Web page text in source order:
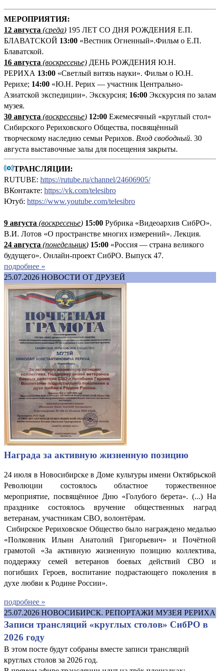
МЕРОПРИЯТИЯ:
12 августа (среда) 195 ЛЕТ СО ДНЯ РОЖДЕНИЯ Е.П.
БЛАВАТСКОЙ 13:00 «Вестник Огненный».Фильм о Е.П.
Блаватской.
16 августа (воскресенье) ДЕНЬ РОЖДЕНИЯ Ю.Н.
РЕРИХА 13:00 «Светлый витязь науки». Фильм о Ю.Н.
Рерихе; 14:00 «Ю.Н. Рерих — участник Центрально-
Азиатской экспедиции». Экскурсия; 16:00 Экскурсия по залам
музея.
30 августа (воскресенье) 12:00 Ежемесячный «круглый стол»
Сибирского Рериховского Общества, посвящённый
творческому наследию семьи Рерихов. Вход свободный. 30
августа выставочные залы для посещения закрыты.
ТРАНСЛЯЦИИ:
RUTUBE: https://rutube.ru/channel/24606905/
ВКонтакте: https://vk.com/telesibro
Ютуб: https://www.youtube.com/telesibro
9 августа (воскресенье) 15:00 Рубрика «Видеоархив СибРО».
В.И. Лотов «О пространстве многих измерений». Лекция.
24 августа (понедельник) 15:00 «Россия — страна великого
будущего». Онлайн-проект СибРО. Выпуск 47.
подробнее »
25.07.2026 НОВОСТИ ОТ ДРУЗЕЙ
Награда за активную жизненную позицию
24 июля в Новосибирске в Доме культуры имени Октябрьской
Революции состоялось областное торжественное
мероприятие, посвящённое Дню «Голубого берета». (...) На
празднике состоялось вручение общественных наград
ветеранам, участникам СВО, волонтёрам.
Сибирское Рериховское Общество было награждено медалью
«Полковник Ильин Анатолий Григорьевич» и Почётной
грамотой «За активную жизненную позицию коллектива,
поддержку семей ветеранов боевых действий СВО и
погибших Героев, воспитание подрастающего поколения в
духе любви к Родине России».
подробнее »
25.07.2026 НОВОСИБИРСК. РЕПОРТАЖИ МУЗЕЯ РЕРИХА
Записи трансляций «круглых столов» СибРО в
2026 году
В этом посте будут собраны вместе записи трансляций
круглых столов за 2026 год.